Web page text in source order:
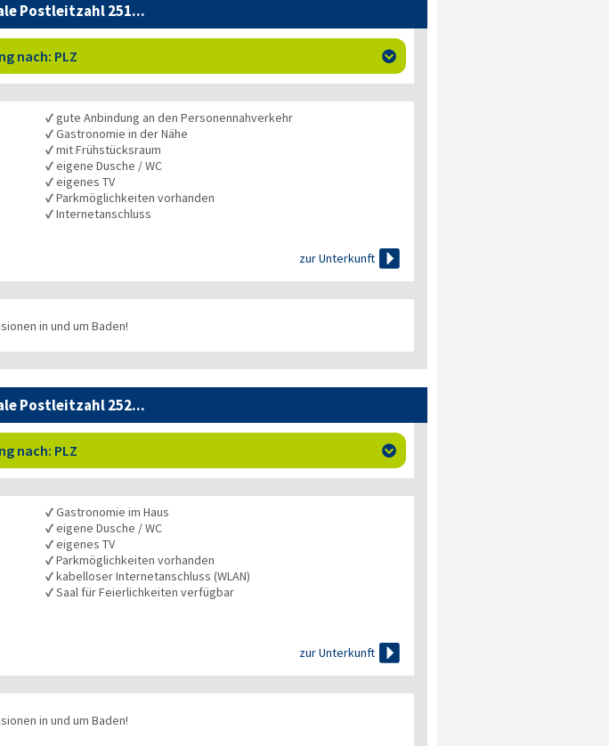
Postleitzahl 251...
nach: PLZ 
✓gute Anbindung an den Personennahverkehr
✓Gastronomie in der Nähe
✓mit Frühstücksraum
✓eigene Dusche / WC
✓eigenes TV
✓Parkmöglichkeiten vorhanden
✓Internetanschluss
zur Unterkunft 
in und um Baden!
Postleitzahl 252...
nach: PLZ 
✓Gastronomie im Haus
✓eigene Dusche / WC
✓eigenes TV
✓Parkmöglichkeiten vorhanden
✓kabelloser Internetanschluss (WLAN)
✓Saal für Feierlichkeiten verfügbar
zur Unterkunft 
in und um Baden!